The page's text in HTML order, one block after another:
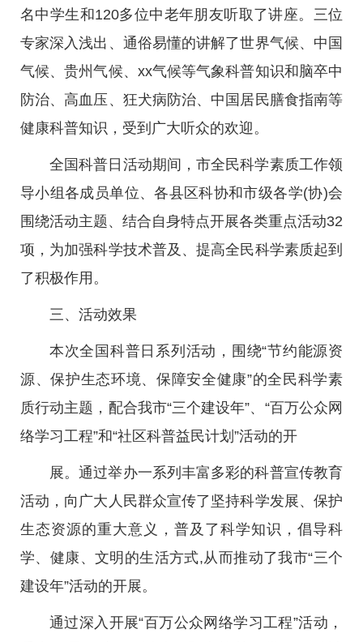
名中学生和120多位中老年朋友听取了讲座。三位
专家深入浅出、通俗易懂的讲解了世界气候、中国
气候、贵州气候、xx气候等气象科普知识和脑卒中
防治、高血压、狂犬病防治、中国居民膳食指南等
健康科普知识，受到广大听众的欢迎。
全国科普日活动期间，市全民科学素质工作领
导小组各成员单位、各县区科协和市级各学(协)会
围绕活动主题、结合自身特点开展各类重点活动32
项，为加强科学技术普及、提高全民科学素质起到
了积极作用。
三、活动效果
本次全国科普日系列活动，围绕“节约能源资
源、保护生态环境、保障安全健康”的全民科学素
质行动主题，配合我市“三个建设年”、“百万公众网
络学习工程”和“社区科普益民计划”活动的开
展。通过举办一系列丰富多彩的科普宣传教育
活动，向广大人民群众宣传了坚持科学发展、保护
生态资源的重大意义，普及了科学知识，倡导科
学、健康、文明的生活方式,从而推动了我市“三个
建设年”活动的开展。
通过深入开展“百万公众网络学习工程”活动，